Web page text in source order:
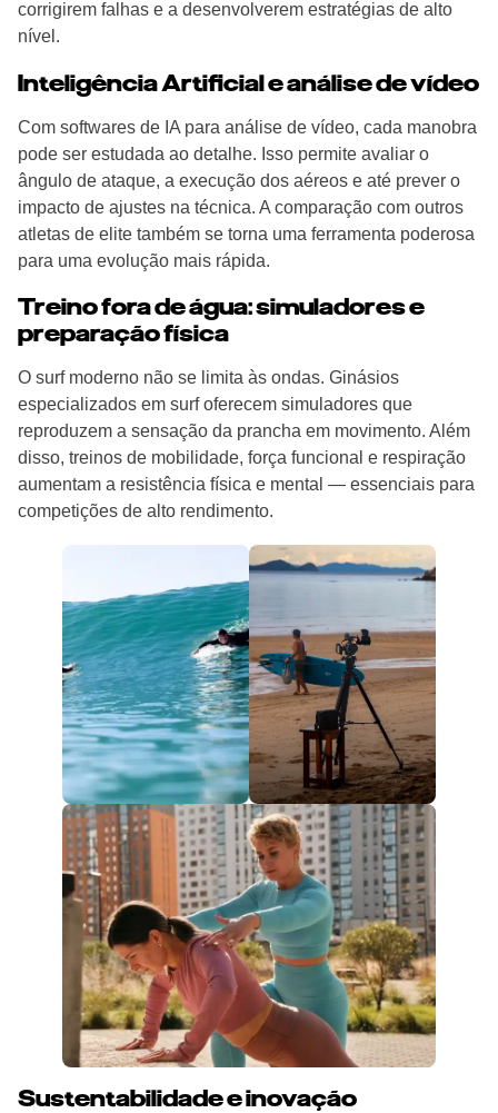
corrigirem falhas e a desenvolverem estratégias de alto
nível.
Inteligência Artificial e análise de vídeo
Com softwares de IA para análise de vídeo, cada manobra
pode ser estudada ao detalhe. Isso permite avaliar o
ângulo de ataque, a execução dos aéreos e até prever o
impacto de ajustes na técnica. A comparação com outros
atletas de elite também se torna uma ferramenta poderosa
para uma evolução mais rápida.
Treino fora de água: simuladores e
preparação física
O surf moderno não se limita às ondas. Ginásios
especializados em surf oferecem simuladores que
reproduzem a sensação da prancha em movimento. Além
disso, treinos de mobilidade, força funcional e respiração
aumentam a resistência física e mental — essenciais para
competições de alto rendimento.
Sustentabilidade e inovação